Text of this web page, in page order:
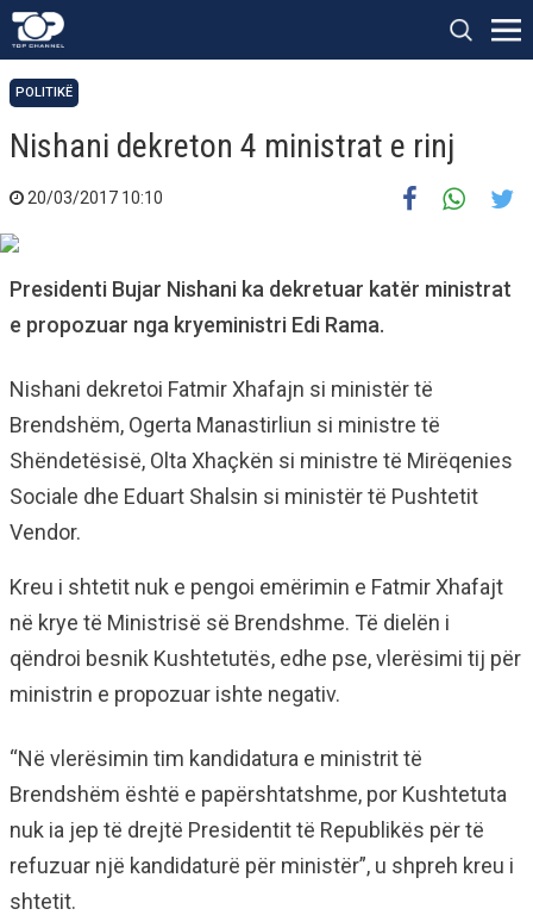
POLITIKË
Nishani dekreton 4 ministrat e rinj
20/03/2017 10:10
Presidenti Bujar Nishani ka dekretuar katër ministrat
e propozuar nga kryeministri Edi Rama.
Nishani dekretoi Fatmir Xhafajn si ministër të
Brendshëm, Ogerta Manastirliun si ministre të
Shëndetësisë, Olta Xhaçkën si ministre të Mirëqenies
Sociale dhe Eduart Shalsin si ministër të Pushtetit
Vendor.
Kreu i shtetit nuk e pengoi emërimin e Fatmir Xhafajt
në krye të Ministrisë së Brendshme. Të dielën i
qëndroi besnik Kushtetutës, edhe pse, vlerësimi tij për
ministrin e propozuar ishte negativ.
“Në vlerësimin tim kandidatura e ministrit të
Brendshëm është e papërshtatshme, por Kushtetuta
nuk ia jep të drejtë Presidentit të Republikës për të
refuzuar një kandidaturë për ministër”, u shpreh kreu i
shtetit.